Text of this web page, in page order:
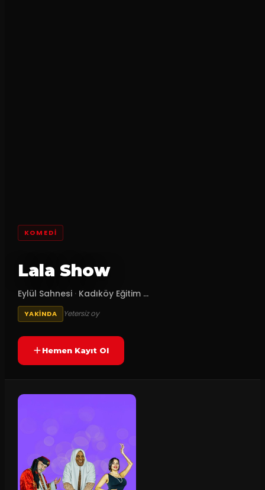
KOMEDI
Lala Show
Eylül Sahnesi · Kadıköy Eğitim ...
YAKINDA Yetersiz oy
Hemen Kayıt Ol